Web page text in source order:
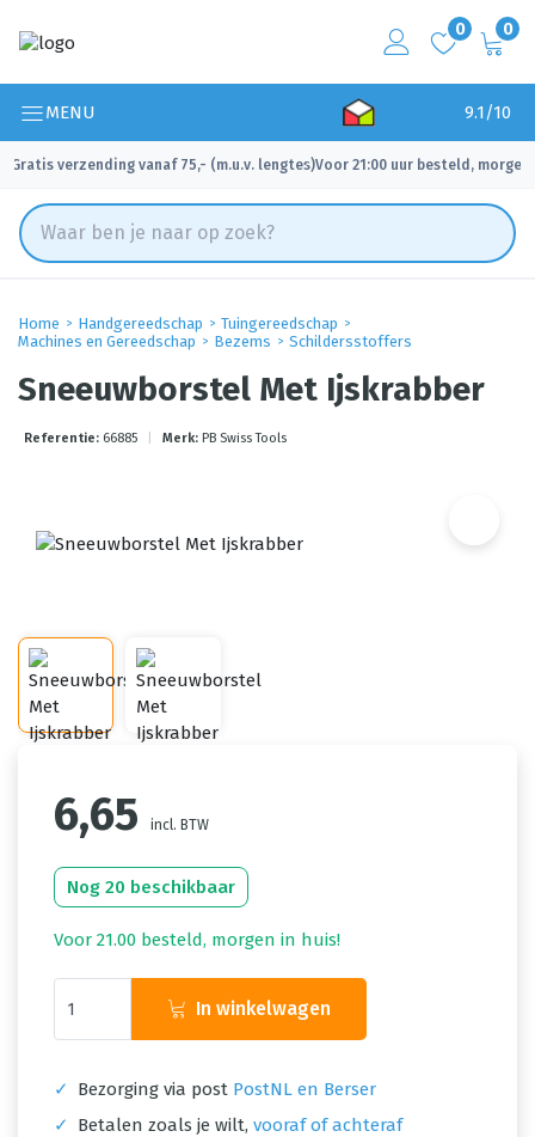
0 0
MENU 9.1/10
Gratis verzending vanaf 75,- (m.u.v. lengtes)
✓ Voor 21:00 uur besteld, morgen
Home Handgereedschap
Tuingereedschap
Machines en Gereedschap
Bezems Schildersstoffers
Sneeuwborstel Met Ijskrabber
Referentie: 66885 Merk: PB Swiss Tools
6,65 incl. BTW
Nog 20 beschikbaar
Voor 21.00 besteld, morgen in huis!
In winkelwagen
✓ Bezorging via post PostNL en Berser
✓
Betalen zoals je wilt, vooraf of achteraf